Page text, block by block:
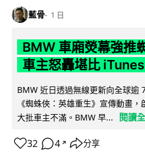
藍骨 1 日
BMW 車廂熒幕強推
車主怒轟堪比
BMW 近日透過無線更新向全球逾
《蜘蛛俠：英雄重生》宣傳動畫
大批車主不滿。BMW 早...
閱讀
32 4 ↗ 分享